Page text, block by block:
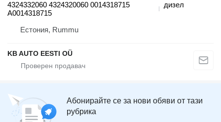
4324332060 4324320060 0014318715
A0014318715
дизел
Естония, Rummu
KB AUTO EESTI OÜ
Абонирайте се за нови обяви от тази
рубрика